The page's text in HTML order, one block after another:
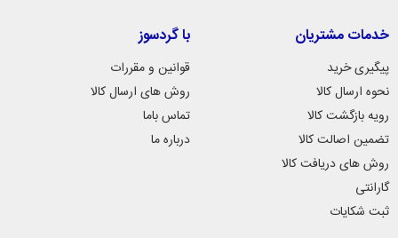
خدمات مشتریان
پیگیری خرید
نحوه ارسال کالا
رویه بازگشت کالا
تضمین اصالت کالا
روش های دریافت کالا
گارانتی
ثبت شکایات
با گردسوز
قوانین و مقررات
روش های ارسال کالا
تماس باما
درباره ما